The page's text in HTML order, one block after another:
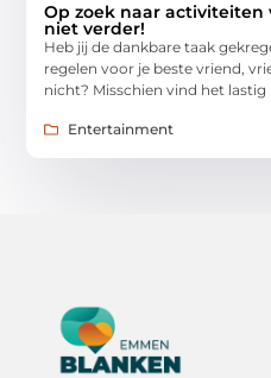
Op zoek naar activiteiten
niet verder!
Heb jij de dankbare taak
regelen voor je beste vriend,
nicht? Misschien vind het lastig
Entertainment